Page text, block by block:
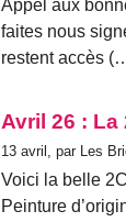
Appel aux
faites nous
restent accès
Avril 26 : La
13 avril, par Les
Voici la belle
Peinture